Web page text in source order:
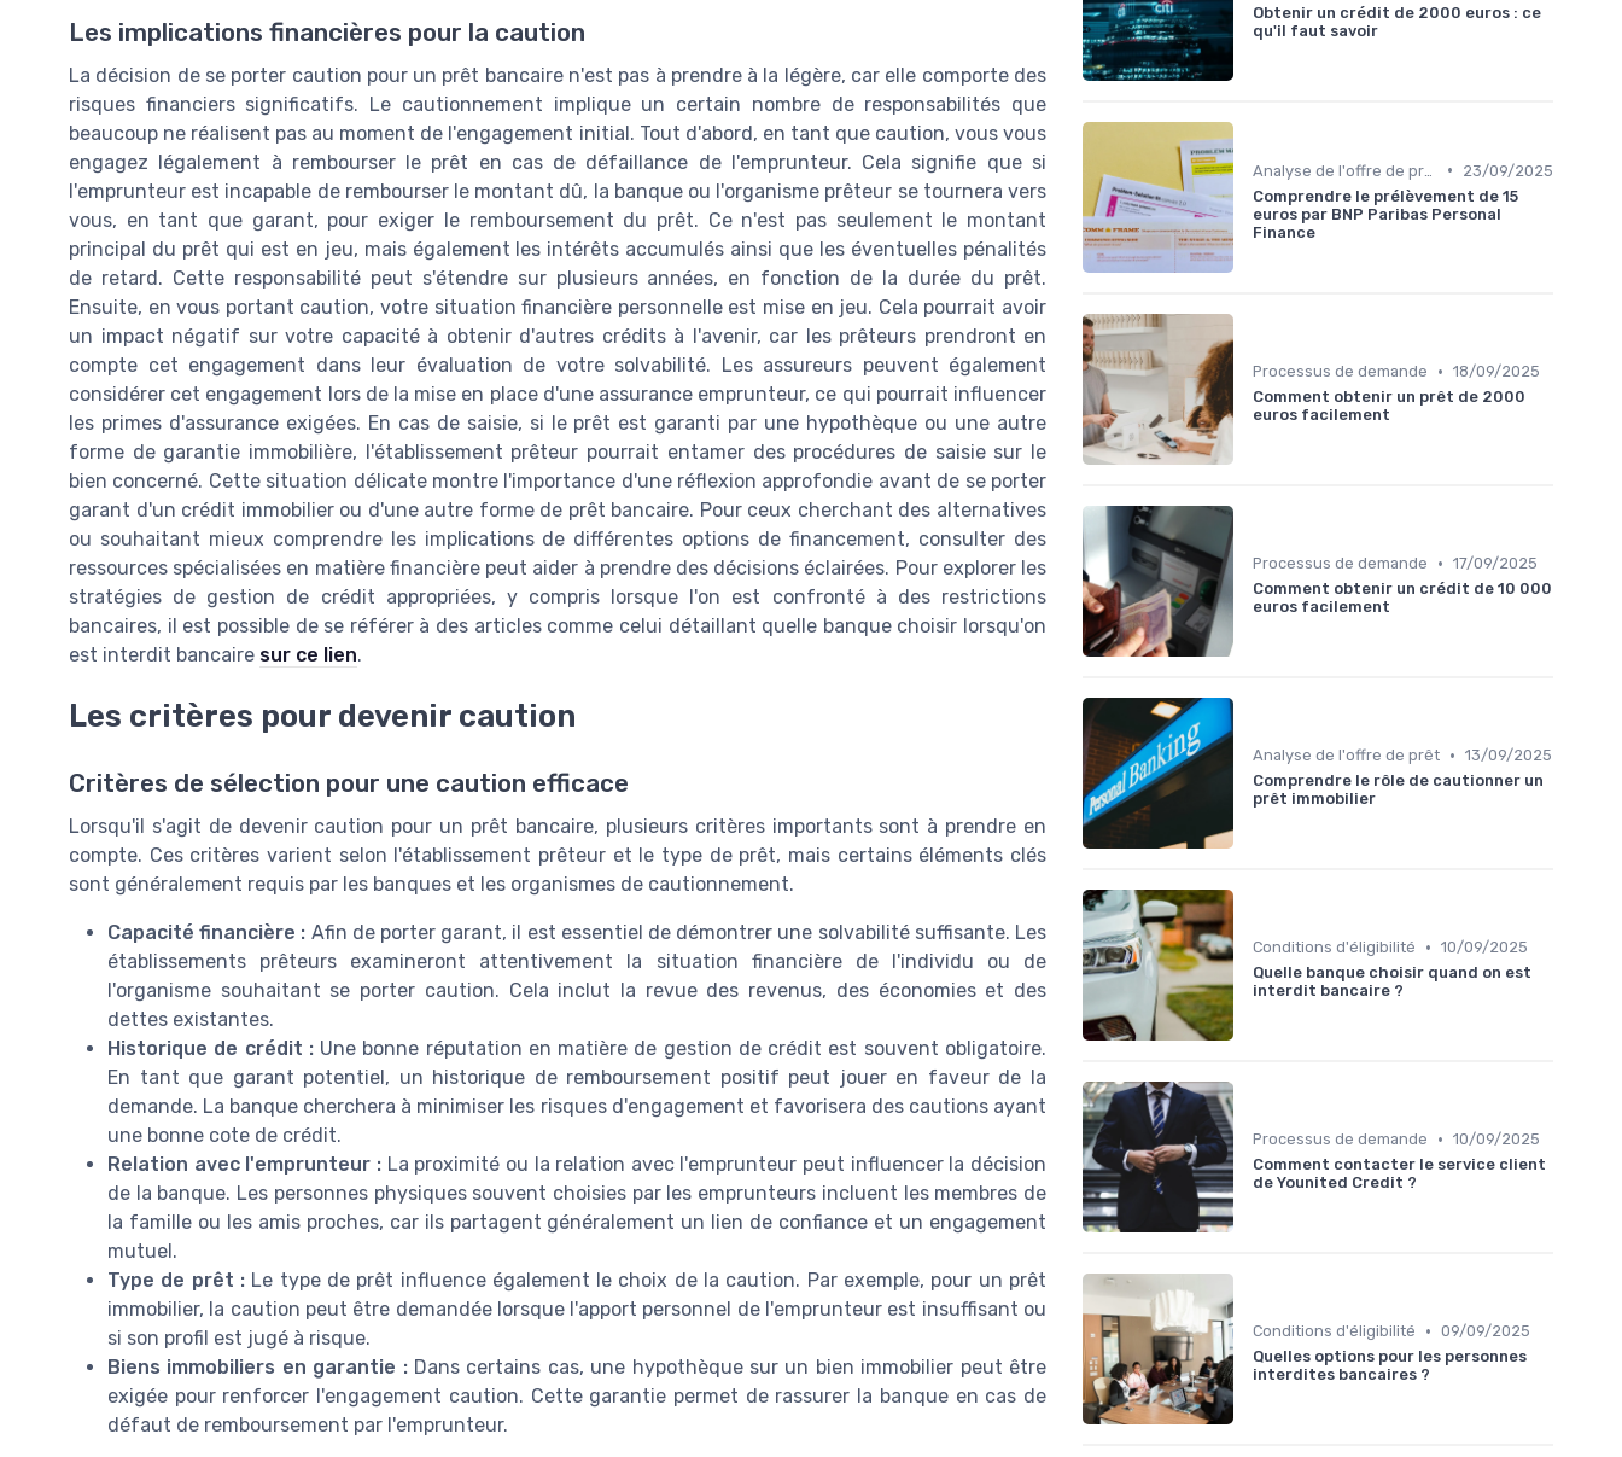
Les implications financières pour la caution
La décision de se porter caution pour un prêt bancaire n'est pas à prendre à la légère, car elle comporte des
risques financiers significatifs. Le cautionnement implique un certain nombre de responsabilités que
beaucoup ne réalisent pas au moment de l'engagement initial. Tout d'abord, en tant que caution, vous vous
engagez légalement à rembourser le prêt en cas de défaillance de l'emprunteur. Cela signifie que si
l'emprunteur est incapable de rembourser le montant dû, la banque ou l'organisme prêteur se tournera vers
vous, en tant que garant, pour exiger le remboursement du prêt. Ce n'est pas seulement le montant
principal du prêt qui est en jeu, mais également les intérêts accumulés ainsi que les éventuelles pénalités
de retard. Cette responsabilité peut s'étendre sur plusieurs années, en fonction de la durée du prêt.
Ensuite, en vous portant caution, votre situation financière personnelle est mise en jeu. Cela pourrait avoir
un impact négatif sur votre capacité à obtenir d'autres crédits à l'avenir, car les prêteurs prendront en
compte cet engagement dans leur évaluation de votre solvabilité. Les assureurs peuvent également
considérer cet engagement lors de la mise en place d'une assurance emprunteur, ce qui pourrait influencer
les primes d'assurance exigées. En cas de saisie, si le prêt est garanti par une hypothèque ou une autre
forme de garantie immobilière, l'établissement prêteur pourrait entamer des procédures de saisie sur le
bien concerné. Cette situation délicate montre l'importance d'une réflexion approfondie avant de se porter
garant d'un crédit immobilier ou d'une autre forme de prêt bancaire. Pour ceux cherchant des alternatives
ou souhaitant mieux comprendre les implications de différentes options de financement, consulter des
ressources spécialisées en matière financière peut aider à prendre des décisions éclairées. Pour explorer les
stratégies de gestion de crédit appropriées, y compris lorsque l'on est confronté à des restrictions
bancaires, il est possible de se référer à des articles comme celui détaillant quelle banque choisir lorsqu'on
est interdit bancaire sur ce lien.
Les critères pour devenir caution
Critères de sélection pour une caution efficace
Lorsqu'il s'agit de devenir caution pour un prêt bancaire, plusieurs critères importants sont à prendre en
compte. Ces critères varient selon l'établissement prêteur et le type de prêt, mais certains éléments clés
sont généralement requis par les banques et les organismes de cautionnement.
Capacité financière : Afin de porter garant, il est essentiel de démontrer une solvabilité suffisante. Les
établissements prêteurs examineront attentivement la situation financière de l'individu ou de
l'organisme souhaitant se porter caution. Cela inclut la revue des revenus, des économies et des
dettes existantes.
Historique de crédit :Une bonne réputation en matière de gestion de crédit est souvent obligatoire.
En tant que garant potentiel, un historique de remboursement positif peut jouer en faveur de la
demande. La banque cherchera à minimiser les risques d'engagement et favorisera des cautions ayant
une bonne cote de crédit.
Relation avec l'emprunteur :La proximité ou la relation avec l'emprunteur peut influencer la décision
de la banque. Les personnes physiques souvent choisies par les emprunteurs incluent les membres de
la famille ou les amis proches, car ils partagent généralement un lien de confiance et un engagement
mutuel.
Type de prêt :Le type de prêt influence également le choix de la caution. Par exemple, pour un prêt
immobilier, la caution peut être demandée lorsque l'apport personnel de l'emprunteur est insuffisant ou
si son profil est jugé à risque.
Biens immobiliers en garantie :Dans certains cas, une hypothèque sur un bien immobilier peut être
exigée pour renforcer l'engagement caution. Cette garantie permet de rassurer la banque en cas de
défaut de remboursement par l'emprunteur.
Obtenir un crédit de 2000 euros : ce
qu'il faut savoir
•
23/09/2025
Comprendre le prélèvement de 15
euros par BNP Paribas Personal
Finance
Processus de demande • 18/09/2025
Comment obtenir un prêt de 2000
euros facilement
Processus de demande • 17/09/2025
Comment obtenir un crédit de 10 000
euros facilement
Analyse de l'offre de prêt • 13/09/2025
Comprendre le rôle de cautionner un
prêt immobilier
Conditions d'éligibilité • 10/09/2025
Quelle banque choisir quand on est
interdit bancaire ?
Processus de demande • 10/09/2025
Comment contacter le service client
de Younited Credit ?
Conditions d'éligibilité • 09/09/2025
Quelles options pour les personnes
interdites bancaires ?